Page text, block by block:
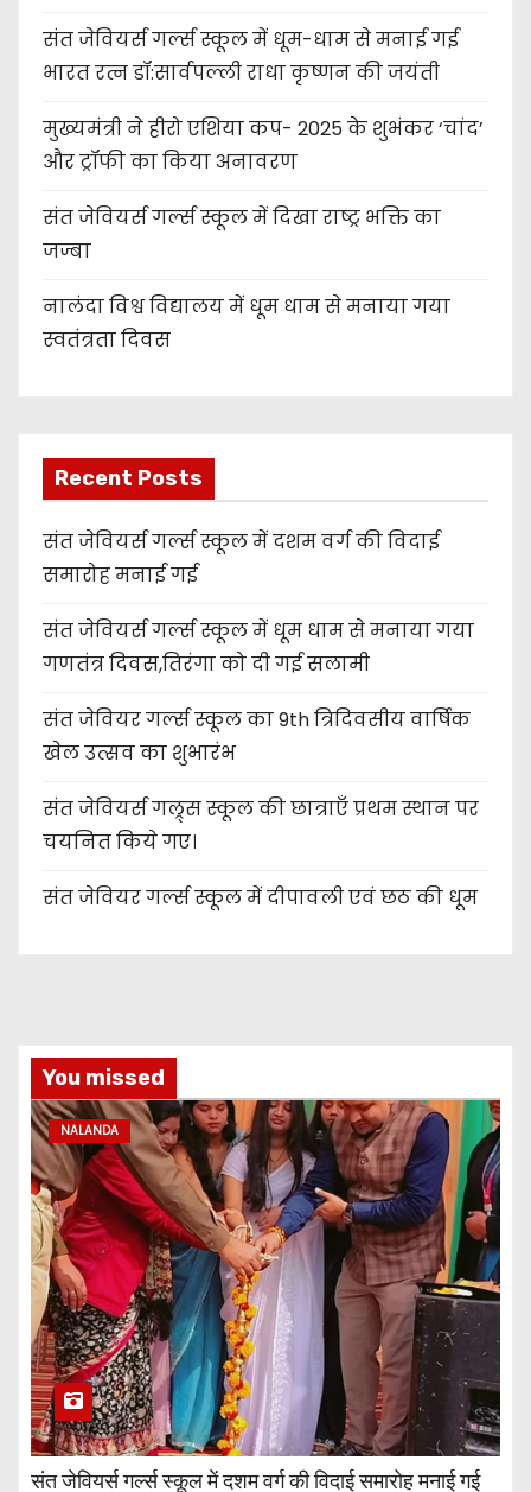
संत जेवियर्स गर्ल्स स्कूल में धूम-धाम से मनाई गई
भारत रत्न डॉ:सार्वपल्ली राधा कृष्णन की जयंती
मुख्यमंत्री ने हीरो एशिया कप- 2025 के शुभंकर ‘चांद’
और ट्रॉफी का किया अनावरण
संत जेवियर्स गर्ल्स स्कूल में दिखा राष्ट्र भक्ति का
जज्बा
नालंदा विश्व विद्यालय में धूम धाम से मनाया गया
स्वतंत्रता दिवस
Recent Posts
संत जेवियर्स गर्ल्स स्कूल में दशम वर्ग की विदाई
समारोह मनाई गई
संत जेवियर्स गर्ल्स स्कूल में धूम धाम से मनाया गया
गणतंत्र दिवस,तिरंगा को दी गई सलामी
संत जेवियर गर्ल्स स्कूल का 9th त्रिदिवसीय वार्षिक
खेल उत्सव का शुभारंभ
संत जेवियर्स गल्र्स स्कूल की छात्र‌ाएँ प्रथम स्थान पर
चयनित किये गए।
संत जेवियर गर्ल्स स्कूल में दीपावली एवं छठ की धूम
You missed
NALANDA
संत जेवियर्स गर्ल्स स्कूल में दशम वर्ग की विदाई समारोह मनाई गई